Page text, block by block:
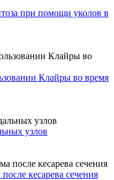
при помощи уколов в
Клайры во время
узлов
кесарева сечения